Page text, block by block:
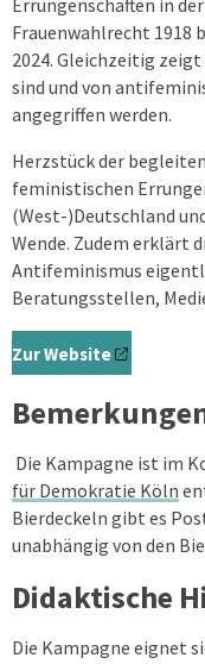
Errungenschaften in
Frauenwahlrecht 1918
2024. Gleichzeitig
sind und von
angegriffen werden.
Herzstück der
feministischen
(West-)Deutschland
Wende. Zudem erklärt
Antifeminismus
Beratungsstellen,
Zur Website
Die Kampagne ist im
für Demokratie Köln
Bierdeckeln gibt es
unabhängig von den
Didaktische
Die Kampagne eignet